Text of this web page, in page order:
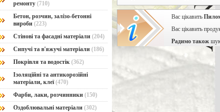
ремонту (710)
Бетон, розчин, залізо-бетонні
вироби (223)
Стінові та фасадні матеріали (204)
Сипучі та в'яжучі матеріали (186)
Покрівля та водостік (362)
Ізоляційні та антикорозійні
матеріали, клеї(470)
Фарби, лаки, розчинники (150)
Оздоблювальні матеріали (302)
Вас цікавить
Вас цікавить
Радимо також